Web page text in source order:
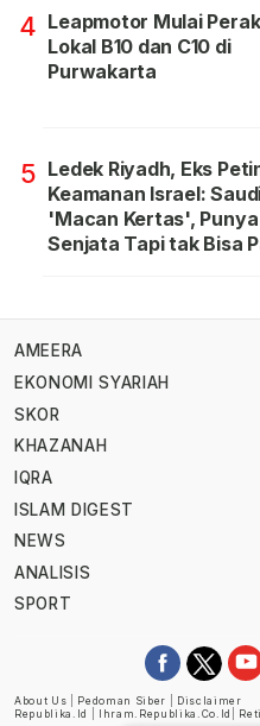
4 Leapmotor Mulai
Lokal B10 dan C10 di
Purwakarta
5 Ledek Riyadh, Eks
Keamanan Israel:
'Macan Kertas', Punya
Senjata Tapi tak Bisa
AMEERA
EKONOMI SYARIAH
SKOR
KHAZANAH
IQRA
ISLAM DIGEST
NEWS
ANALISIS
SPORT
About Us Pedoman Siber
Disclaimer
Republika.id
Ihram.republika.co.id